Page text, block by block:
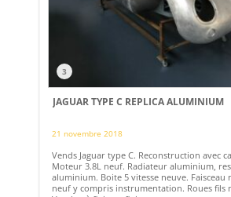
3
JAGUAR TYPE C REPLICA ALUMINIUM
21 novembre 2018
Vends Jaguar type C. Reconstruction avec
Moteur 3.8L neuf. Radiateur aluminium,
aluminium. Boite 5 vitesse neuve.
neuf y compris instrumentation. Roues fils